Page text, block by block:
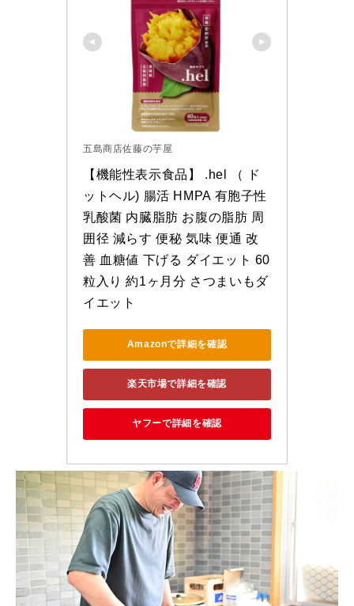
五島商店佐藤の芋屋
【機能性表示食品】 .hel （ ド
ットヘル) 腸活 HMPA 有胞子性
乳酸菌 内臓脂肪 お腹の脂肪 周
囲径 減らす 便秘 気味 便通 改
善 血糖値 下げる ダイエット 60
粒入り 約1ヶ月分 さつまいもダ
イエット
Amazonで詳細を確認
楽天市場で詳細を確認
ヤフーで詳細を確認